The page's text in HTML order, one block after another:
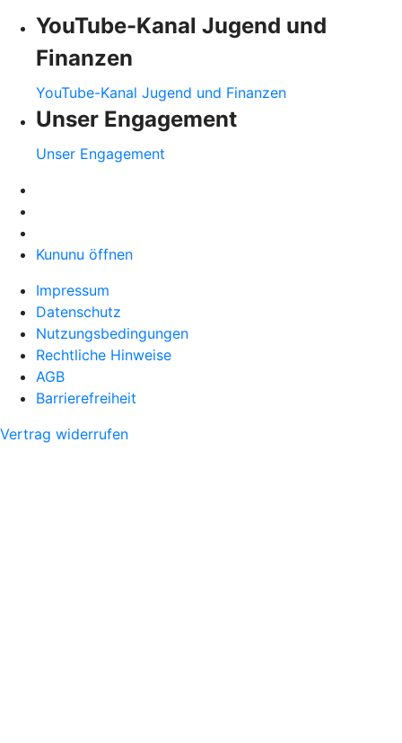
YouTube-Kanal Jugend und
Finanzen
YouTube-Kanal Jugend und Finanzen
Unser Engagement
Unser Engagement
Kununu öffnen
Impressum
Datenschutz
Nutzungsbedingungen
Rechtliche Hinweise
AGB
Barrierefreiheit
Vertrag widerrufen